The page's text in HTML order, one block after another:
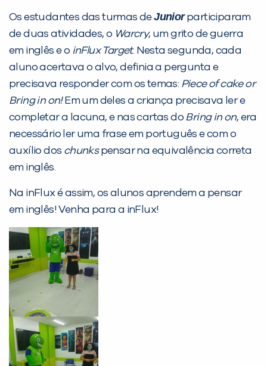
Os estudantes das turmas deJuniorparticiparam
de duas atividades, o Warcry, um grito de guerra
em inglês e o inFlux Target. Nesta segunda, cada
aluno acertava o alvo, definia a pergunta e
precisava responder com os temas: Piece of cake or
Bring in on!Em um deles a criança precisava ler e
completar a lacuna, e nas cartas do Bring in on, era
necessário ler uma frase em português e com o
auxílio dos chunkspensar na equivalência correta
em inglês.
Na inFlux é assim, os alunos aprendem a pensar
em inglês! Venha para a inFlux!
PEÇA UMA DEMONSTRAÇÃO DE MÉTODO
Desculpe!
Não encontramos nenhuma unidade
inFlux nesta cidade ou bairro que
você digitou.
Preencha com seus dados abaixo e
já vamos te colocar em contato